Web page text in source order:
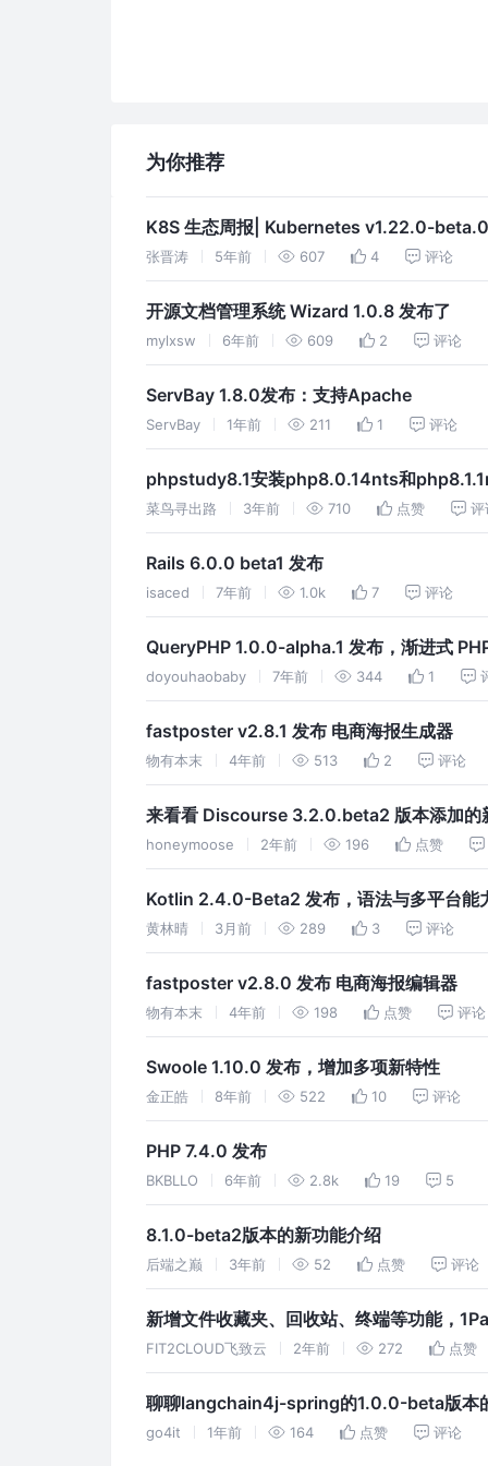
为你推荐
K8S 生态周报| Kubernetes v1.22.0-
张晋涛 5年前 607 4 评论
开源文档管理系统 Wizard 1.0.8 发布了
mylxsw 6年前 609 2 评论
ServBay 1.8.0发布：支持Apache
ServBay 1年前 211 1 评论
phpstudy8.1安装php8.0.14nts和
菜鸟寻出路 3年前 710 点赞 评
Rails 6.0.0 beta1 发布
isaced 7年前 1.0k 7 评论
QueryPHP 1.0.0-alpha.1 发布，渐进式
doyouhaobaby 7年前 344 1
fastposter v2.8.1 发布 电商海报生成器
物有本末 4年前 513 2 评论
来看看 Discourse 3.2.0.beta2 版本添加的
honeymoose 2年前 196 点赞
Kotlin 2.4.0-Beta2 发布，语法与多平台能
黄林晴 3月前 289 3 评论
fastposter v2.8.0 发布 电商海报编辑器
物有本末 4年前 198 点赞 评论
Swoole 1.10.0 发布，增加多项新特性
金正皓 8年前 522 10 评论
PHP 7.4.0 发布
BKBLLO 6年前 2.8k 19 5
8.1.0-beta2版本的新功能介绍
后端之巅 3年前 52 点赞 评论
新增文件收藏夹、回收站、终端等功能，
FIT2CLOUD飞致云 2年前 272 点赞
聊聊langchain4j-spring的1.0.0-beta版本
go4it 1年前 164 点赞 评论